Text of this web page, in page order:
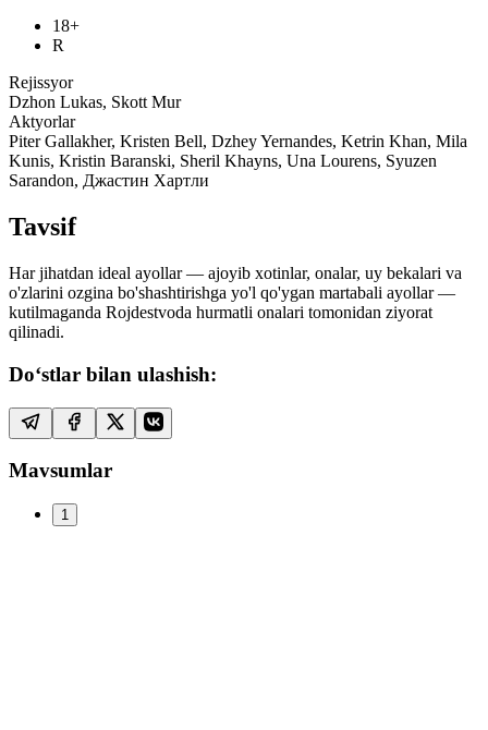
18+
R
Rejissyor
Dzhon Lukas, Skott Mur
Aktyorlar
Piter Gallakher, Kristen Bell, Dzhey Yernandes, Ketrin Khan, Mila
Kunis, Kristin Baranski, Sheril Khayns, Una Lourens, Syuzen
Sarandon, Джастин Хартли
Tavsif
Har jihatdan ideal ayollar — ajoyib xotinlar, onalar, uy bekalari va
o'zlarini ozgina bo'shashtirishga yo'l qo'ygan martabali ayollar —
kutilmaganda Rojdestvoda hurmatli onalari tomonidan ziyorat
qilinadi.
Do‘stlar bilan ulashish:
Mavsumlar
1